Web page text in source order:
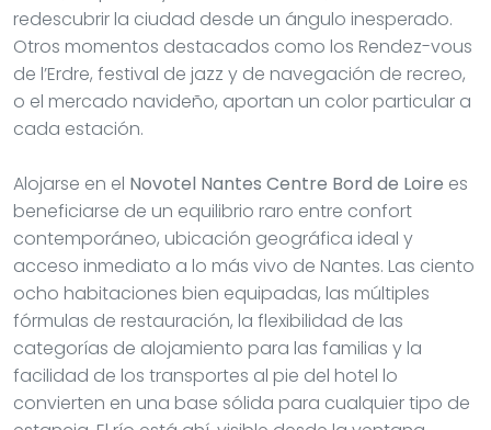
redescubrir la ciudad desde un ángulo inesperado.
Otros momentos destacados como los Rendez-vous
de l’Erdre, festival de jazz y de navegación de recreo,
o el mercado navideño, aportan un color particular a
cada estación.
Alojarse en el Novotel Nantes Centre Bord de Loire es
beneficiarse de un equilibrio raro entre confort
contemporáneo, ubicación geográfica ideal y
acceso inmediato a lo más vivo de Nantes. Las ciento
ocho habitaciones bien equipadas, las múltiples
fórmulas de restauración, la flexibilidad de las
categorías de alojamiento para las familias y la
facilidad de los transportes al pie del hotel lo
convierten en una base sólida para cualquier tipo de